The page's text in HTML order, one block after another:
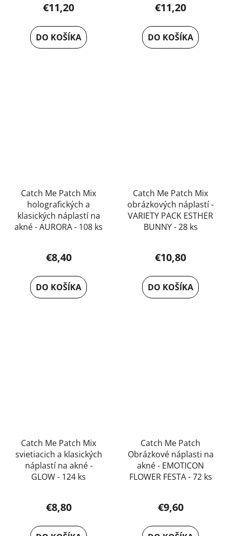
€11,20
DO KOŠÍKA
€11,20
DO KOŠÍKA
Catch Me Patch Mix
holografických a
klasických náplastí na
akné - AURORA - 108 ks
€8,40
DO KOŠÍKA
Catch Me Patch Mix
obrázkových náplastí -
VARIETY PACK ESTHER
BUNNY - 28 ks
€10,80
DO KOŠÍKA
Catch Me Patch Mix
svietiacich a klasických
náplastí na akné -
GLOW - 124 ks
€8,80
Catch Me Patch
Obrázkové náplasti na
akné - EMOTICON
FLOWER FESTA - 72 ks
€9,60